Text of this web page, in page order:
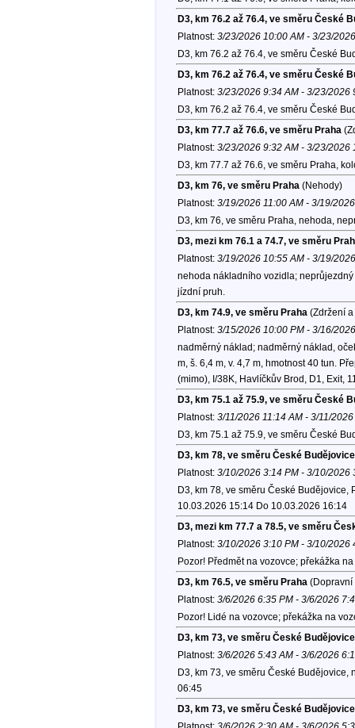
D3, km 76.2 až 76.4, ve směru České
Platnost: 3/23/2026 10:00 AM - 3/23/
D3, km 76.2 až 76.4, ve směru České
D3, km 76.2 až 76.4, ve směru České
Platnost: 3/23/2026 9:34 AM - 3/23/2026
D3, km 76.2 až 76.4, ve směru České
D3, km 77.7 až 76.6, ve směru Praha
Platnost: 3/23/2026 9:32 AM - 3/23/2026
D3, km 77.7 až 76.6, ve směru Praha,
D3, km 76, ve směru Praha (Nehody)
Platnost: 3/19/2026 11:00 AM - 3/19/
D3, km 76, ve směru Praha, nehoda,
D3, mezi km 76.1 a 74.7, ve směru
Platnost: 3/19/2026 10:55 AM - 3/19/
nehoda nákladního vozidla;
jízdní pruh.
D3, km 74.9, ve směru Praha (Zdržení
Platnost: 3/15/2026 10:00 PM - 3/16/
nadměrný náklad; nadměrný náklad,
m, š. 6,4 m, v. 4,7 m, hmotnost 40 tun.
(mimo), I/38K, Havlíčkův Brod, D1, Exit,
D3, km 75.1 až 75.9, ve směru České
Platnost: 3/11/2026 11:14 AM - 3/11/
D3, km 75.1 až 75.9, ve směru České
D3, km 78, ve směru České Budějovice
Platnost: 3/10/2026 3:14 PM - 3/10/2026
D3, km 78, ve směru České
10.03.2026 15:14 Do 10.03.2026 16:14
D3, mezi km 77.7 a 78.5, ve směru
Platnost: 3/10/2026 3:10 PM - 3/10/2026
Pozor! Předmět na vozovce; překážka
D3, km 76.5, ve směru Praha (Dopravní
Platnost: 3/6/2026 6:35 PM - 3/6/2026
Pozor! Lidé na vozovce; překážka na
D3, km 73, ve směru České Budějovice
Platnost: 3/6/2026 5:43 AM - 3/6/2026
D3, km 73, ve směru České
06:45
D3, km 73, ve směru České Budějovice